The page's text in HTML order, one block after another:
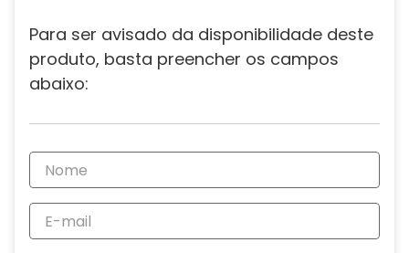
Para ser avisado da disponibilidade deste
produto, basta preencher os campos
abaixo: